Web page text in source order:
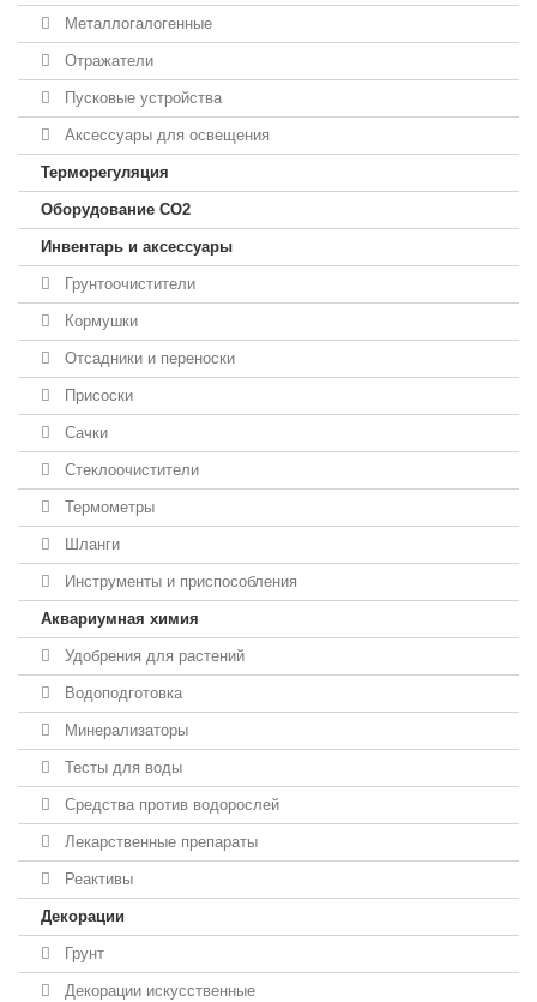
Металлогалогенные
Отражатели
Пусковые устройства
Аксессуары для освещения
Терморегуляция
Оборудование CO2
Инвентарь и аксессуары
Грунтоочистители
Кормушки
Отсадники и переноски
Присоски
Сачки
Стеклоочистители
Термометры
Шланги
Инструменты и приспособления
Аквариумная химия
Удобрения для растений
Водоподготовка
Минерализаторы
Тесты для воды
Средства против водорослей
Лекарственные препараты
Реактивы
Декорации
Грунт
Декорации искусственные